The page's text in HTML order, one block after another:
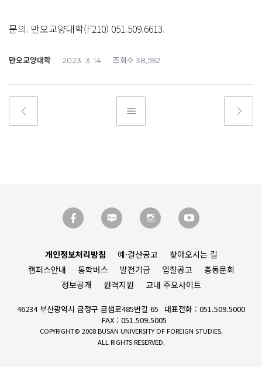
문의. 만오교양대학(F210) 051.509.6613.
만오교양대학 2023. 3. 14 조회수 38,592
개인정보처리방침 예·결산공고
찾아오시는 길
캠퍼스안내
통학버스 발전기금 입찰공고
총동문회
정보공개
원격지원 교내 주요사이트
46234 부산광역시 금정구 금샘로485번길 65
대표전화 : 051.509.5000
FAX : 051.509.5005
COPYRIGHT© 2008 BUSAN UNIVERSITY OF FOREIGN STUDIES.
ALL RIGHTS RESERVED.